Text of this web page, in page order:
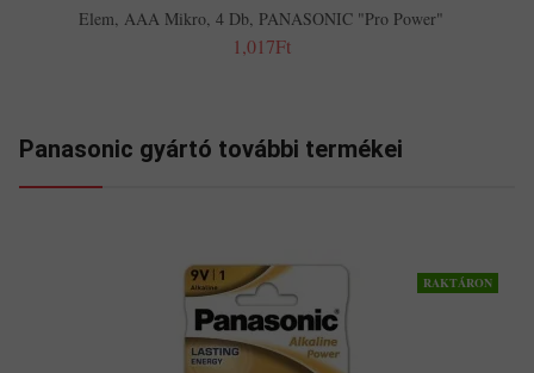
Elem, AAA Mikro, 4 Db, PANASONIC "Pro Power"
1,017Ft
Panasonic gyártó további termékei
RAKTÁRON